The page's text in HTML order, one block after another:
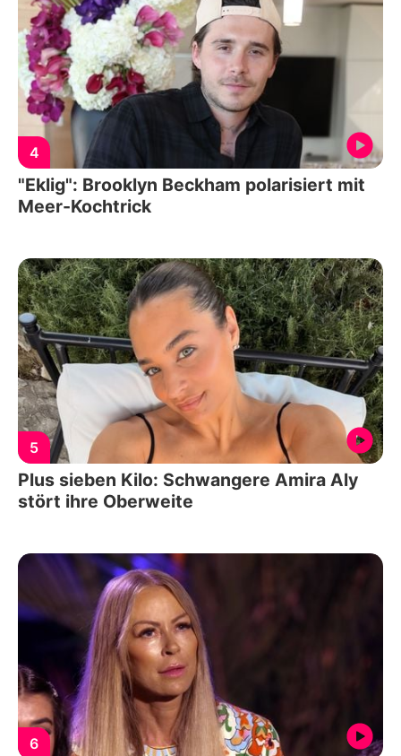
4
"Eklig": Brooklyn Beckham polarisiert mit
Meer-Kochtrick
5
Plus sieben Kilo: Schwangere Amira Aly
stört ihre Oberweite
6